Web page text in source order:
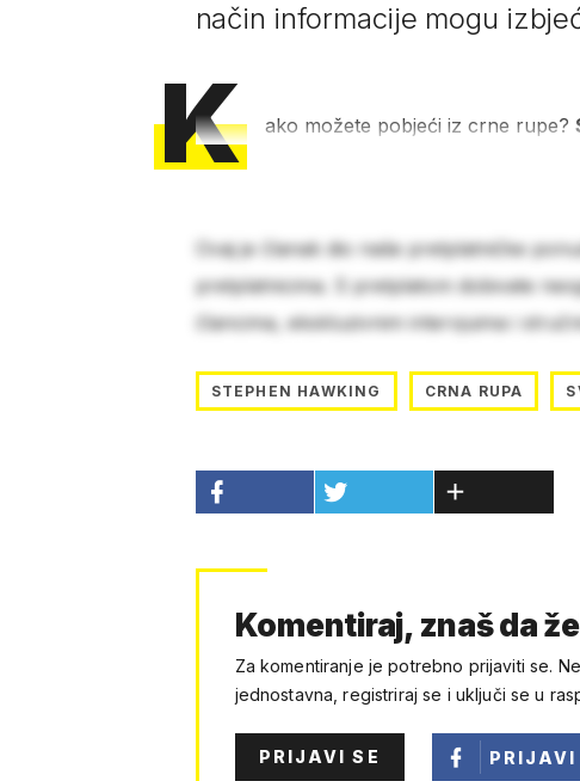
način informacije mogu
K ako možete pobjeći iz crne rupe?
Ovaj je članak dio naše pretplatničke
pretplatnicima. S pretplatom dobivate
člancima, ekskluzivnim intervjuima i
STEPHEN HAWKING CRNA RUPA
Komentiraj, znaš da
Za komentiranje je potrebno prijaviti se.
jednostavna, registriraj se i uključi se u
PRIJAVI SE PRIJAVI